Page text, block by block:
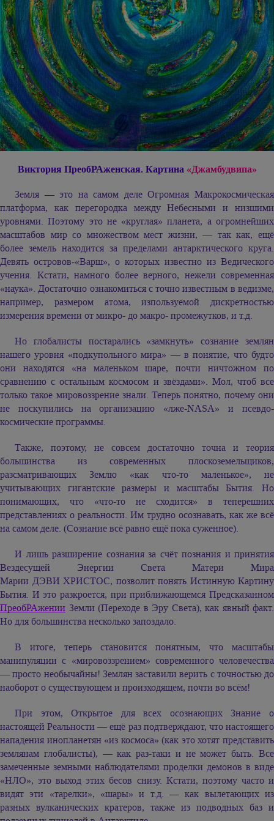
Виктория ПреобРАженская. Картина «Джамбудвипа»
Земля — это на самом деле Огромная Макрокосмическая
платформа, как перегородка между Небесными и низшими
уровнями. Поэтому это не «круглая» планета, а огромнейших
масштабов мир со множеством мест жизни, — так как, ещё
более земель находится за пределами антарктического круга.
Девять островов-«Варш», о которых известно из Ведического
учения. Кстати, намного более верного, нежели современная
«наука». Достаточно ознакомиться с точно известным в ведизме,
например, размером атома, изпользуемой дискретностью
измерения времени от микро- до макро- промежутков, и т.д.
Но глобалисты постарались «замкнуть» сознание землян
нашего уровня «подкупольного мира» — в понятие, что будто
они находятся «на маленьком шаре, почти ничтожном по
сравнению с остальным космосом и звёздами». Мол, чтоб все
только такое мировоззрение знали. Теперь понятно, почему они
не поскупились на организацию «лже-NASA» и псевдо-
космические программы.
Также, поэтому, не совсем достаточно точна и теория
большинства из современных плоскоземельщиков,
разсматривающих Землю «как что-то маленькое», не
учитывающих гигантские размеры и масштабы Бытия. Но
понимающих, что «что-то не сходится» в теперешних
представлениях о реальности. Им трудно осознавать, как же всё
на самом деле. (Сознание всё равно ещё пока суженное).
И лишь разширение сознания за счёт познания и принятия
Вездесущей Энергии Света Матери Мира
Марии ДЭВИ ХРИСТОС, позволит понять Истинную Картину
Бытия. И это разкроется, при приближающемся Предсказанном
ПреобРАжении Земли (Переходе в Эру Света), как явный факт.
Но для большинства несколько запоздало.
В итоге, теперь становится понятным, что масштабы
манипуляции с «мировоззрением» современного человечества
— просто необычайны! Землян заставили верить с точностью до
наоборот о существующем и произходящем, почти во всём!
При этом, Открытое для всех осознающих Знание о
настоящей Реальности — ещё раз подтверждают, что настоящего
нападения инопланетян «из космоса» (как это хотят представить
землянам глобалисты), — как раз-таки и не может быть. Все
замеченные земными наблюдателями проделки демонов в виде
«НЛО», это выход этих бесов снизу. Кстати, поэтому часто и
видят эти «тарелки», «шары» и т.д. — как вылетающих из
разных вулканических кратеров, также из подводных баз и